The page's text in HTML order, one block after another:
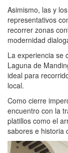
Asimismo, las y
representativos
recorrer zonas
modernidad
La experiencia se
Laguna de
ideal para
local.
Como cierre
encuentro con la
platillos como el
sabores e historia